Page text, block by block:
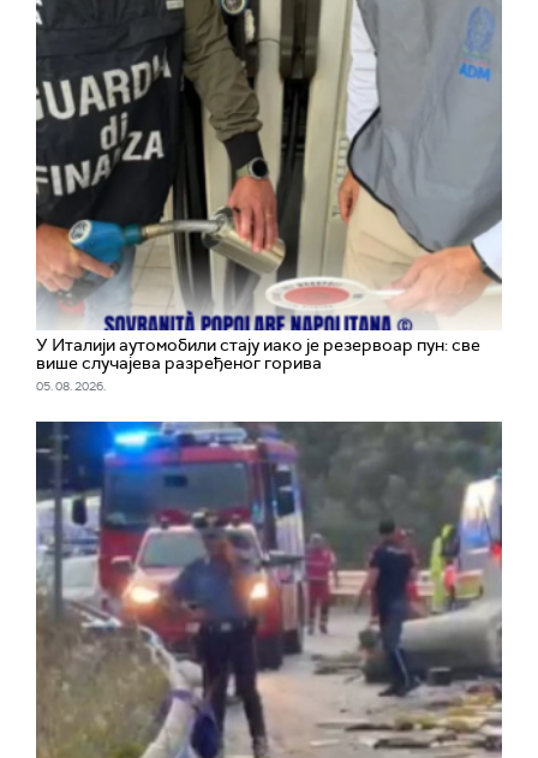
У Италији аутомобили стају иако је резервоар пун: све
више случајева разређеног горива
05. 08. 2026.